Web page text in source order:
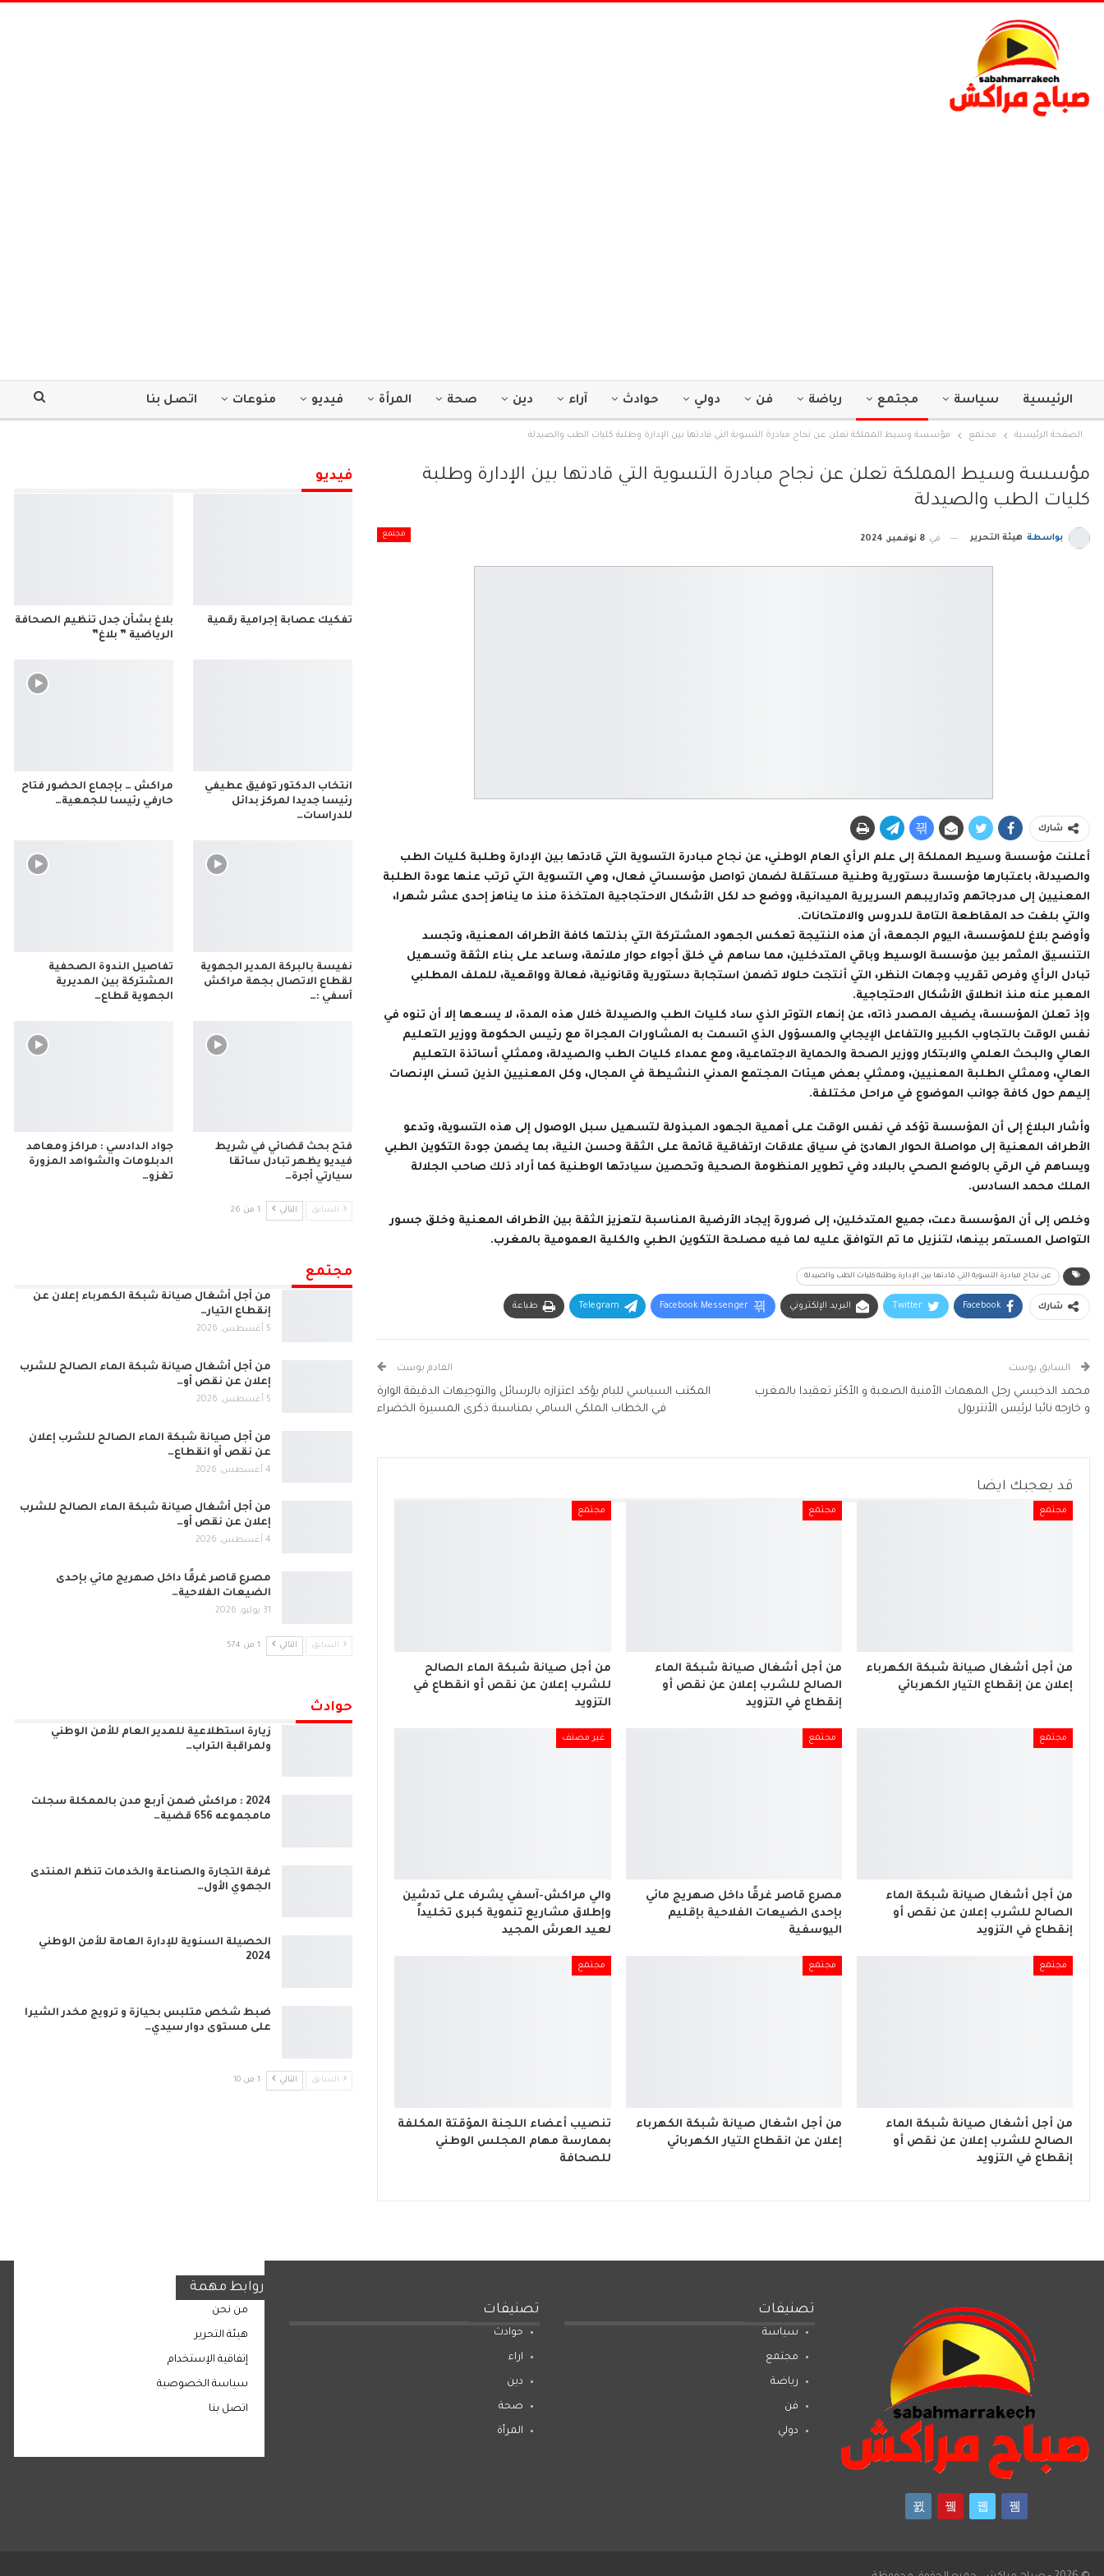
الرئيسية سياسة مجتمع رياضة فن دولي حوادث آراء دين صحة المرأة فيديو منوعات اتصل بنا
الصفحة الرئيسية مجتمع مؤسسة وسيط المملكة تعلن عن نجاح مبادرة التسوية التي قادتها بين الإدارة وطلبة كليات الطب والصيدلة
مؤسسة وسيط المملكة تعلن عن نجاح مبادرة التسوية التي قادتها بين الإدارة وطلبة
كليات الطب والصيدلة
مجتمع بواسطة هيئة التحرير في 8 نوفمبر, 2024
شارك
أعلنت مؤسسة وسيط المملكة إلى علم الرأي العام الوطني، عن نجاح مبادرة التسوية التي قادتها بين الإدارة وطلبة كليات الطب
والصيدلة، باعتبارها مؤسسة دستورية وطنية مستقلة لضمان تواصل مؤسساتي فعال، وهي التسوية التي ترتب عنها عودة الطلبة
المعنيين إلى مدرجاتهم وتداريبهم السريرية الميدانية، ووضع حد لكل الأشكال الاحتجاجية المتخذة منذ ما يناهز إحدى عشر شهرا،
والتي بلغت حد المقاطعة التامة للدروس والامتحانات.
وأوضح بلاغ للمؤسسة، اليوم الجمعة، أن هذه النتيجة تعكس الجهود المشتركة التي بذلتها كافة الأطراف المعنية، وتجسد
التنسيق المثمر بين مؤسسة الوسيط وباقي المتدخلين، مما ساهم في خلق أجواء حوار ملائمة، وساعد على بناء الثقة وتسهيل
تبادل الرأي وفرص تقريب وجهات النظر، التي أنتجت حلولا تضمن استجابة دستورية وقانونية، فعالة وواقعية، للملف المطلبي
المعبر عنه منذ انطلاق الأشكال الاحتجاجية.
وإذ تعلن المؤسسة، يضيف المصدر ذاته، عن إنهاء التوتر الذي ساد كليات الطب والصيدلة خلال هذه المدة، لا يسعها إلا أن تنوه في
نفس الوقت بالتجاوب الكبير والتفاعل الإيجابي والمسؤول الذي اتسمت به المشاورات المجراة مع رئيس الحكومة ووزير التعليم
العالي والبحث العلمي والابتكار ووزير الصحة والحماية الاجتماعية، ومع عمداء كليات الطب والصيدلة، وممثلي أساتذة التعليم
العالي، وممثلي الطلبة المعنيين، وممثلي بعض هيئات المجتمع المدني النشيطة في المجال، وكل المعنيين الذين تسنى الإنصات
إليهم حول كافة جوانب الموضوع في مراحل مختلفة.
وأشار البلاغ إلى أن المؤسسة تؤكد في نفس الوقت على أهمية الجهود المبذولة لتسهيل سبل الوصول إلى هذه التسوية، وتدعو
الأطراف المعنية إلى مواصلة الحوار الهادئ في سياق علاقات ارتفاقية قائمة على الثقة وحسن النية، بما يضمن جودة التكوين الطبي
ويساهم في الرقي بالوضع الصحي بالبلاد وفي تطوير المنظومة الصحية وتحصين سيادتها الوطنية كما أراد ذلك صاحب الجلالة
الملك محمد السادس.
وخلص إلى أن المؤسسة دعت، جميع المتدخلين، إلى ضرورة إيجاد الأرضية المناسبة لتعزيز الثقة بين الأطراف المعنية وخلق جسور
التواصل المستمر بينها، لتنزيل ما تم التوافق عليه لما فيه مصلحة التكوين الطبي والكلية العمومية بالمغرب.
عن نجاح مبادرة التسوية التي قادتها بين الإدارة وطلبة كليات الطب والصيدلة
شارك Facebook
Twitter البريد الإلكتروني Facebook Messenger
Telegram طباعة
السابق بوست
محمد الدخيسي رجل المهمات الأمنية الصعبة و الأكثر تعقيدا بالمغرب
و خارجه نائبا لرئيس الأنتربول
القادم بوست
المكتب السياسي للبام يؤكد اعتزازه بالرسائل والتوجيهات الدقيقة الوارة
في الخطاب الملكي السامي بمناسبة ذكرى المسيرة الخضراء
قد يعجبك ايضا
مجتمع
من أجل أشغال صيانة شبكة الكهرباء
إعلان عن إنقطاع التيار الكهربائي
مجتمع
من أجل أشغال صيانة شبكة الماء
الصالح للشرب إعلان عن نقص أو
إنقطاع في التزويد
مجتمع
من أجل صيانة شبكة الماء الصالح
للشرب إعلان عن نقص أو انقطاع في
التزويد
مجتمع
من أجل أشغال صيانة شبكة الماء
الصالح للشرب إعلان عن نقص أو
إنقطاع في التزويد
مجتمع
مصرع قاصر غرقًا داخل صهريج مائي
بإحدى الضيعات الفلاحية بإقليم
اليوسفية
غير مصنف
والي مراكش-آسفي يشرف على تدشين
وإطلاق مشاريع تنموية كبرى تخليداً
لعيد العرش المجيد
مجتمع
من أجل أشغال صيانة شبكة الماء
الصالح للشرب إعلان عن نقص أو
إنقطاع في التزويد
مجتمع
من أجل اشغال صيانة شبكة الكهرباء
إعلان عن انقطاع التيار الكهربائي
مجتمع
تنصيب أعضاء اللجنة المؤقتة المكلفة
بممارسة مهام المجلس الوطني
للصحافة
فيديو
تفكيك عصابة إجرامية رقمية
بلاغ بشأن جدل تنظيم الصحافة
الرياضية ” بلاغ”
انتخاب الدكتور توفيق عطيفي
رئيسا جديدا لمركز بدائل
للدراسات…
مراكش … بإجماع الحضور فتاح
حارفي رئيسا للجمعية…
نفيسة بالبركة المدير الجهوية
لقطاع الاتصال بجهة مراكش
آسفي :…
تفاصيل الندوة الصحفية
المشتركة بين المديرية
الجهوية قطاع…
فتح بحث قضائي في شريط
فيديو يظهر تبادل سائقا
سيارتي أجرة…
جواد الدادسي : مراكز ومعاهد
الدبلومات والشواهد المزورة
تغزو…
السابق التالي 1 من 26
مجتمع
من أجل أشغال صيانة شبكة الكهرباء إعلان عن
إنقطاع التيار…
5 أغسطس, 2026
من أجل أشغال صيانة شبكة الماء الصالح للشرب
إعلان عن نقص أو…
5 أغسطس, 2026
من أجل صيانة شبكة الماء الصالح للشرب إعلان
عن نقص أو انقطاع…
4 أغسطس, 2026
من أجل أشغال صيانة شبكة الماء الصالح للشرب
إعلان عن نقص أو…
4 أغسطس, 2026
مصرع قاصر غرقًا داخل صهريج مائي بإحدى
الضيعات الفلاحية…
31 يوليو, 2026
السابق التالي 1 من 574
حوادث
زيارة استطلاعية للمدير العام للأمن الوطني
ولمراقبة التراب…
2024 : مراكش ضمن أربع مدن بالممكلة سجلت
مامجموعه 656 قضية…
غرفة التجارة والصناعة والخدمات تنظم المنتدى
الجهوي الأول…
الحصيلة السنوية للإدارة العامة للأمن الوطني
2024
ضبط شخص متلبس بحيازة و ترويج مخدر الشيرا
على مستوى دوار سيدي…
السابق التالي 1 من 10
تصنيفات
سياسة
مجتمع
رياضة
فن
دولي
تصنيفات
حوادث
اراء
دين
صحة
المرأة
روابط مهمة
من نحن
هيئة التحرير
إتفاقية الإستخدام
سياسة الخصوصية
اتصل بنا